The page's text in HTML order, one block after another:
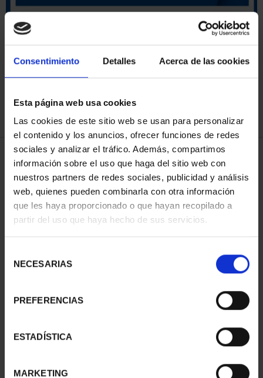
Consentimiento Detalles Acerca de las cookies
Esta página web usa cookies
Las cookies de este sitio web se usan para personalizar
el contenido y los anuncios, ofrecer funciones de redes
sociales y analizar el tráfico. Además, compartimos
información sobre el uso que haga del sitio web con
nuestros partners de redes sociales, publicidad y análisis
web, quienes pueden combinarla con otra información
que les haya proporcionado o que hayan recopilado a
partir del uso que haya hecho de sus servicios.
NECESARIAS
PREFERENCIAS
ESTADÍSTICA
MARKETING
REFINAR
4 Productos encontrados
PROVINCIA 1
Sólo para usuarios
SUSCRIPCIÓN
CAPITALES DE
PROVINCIA 2
Sólo para usuarios